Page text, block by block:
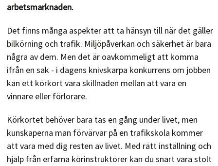
arbetsmarknaden.
Det finns många aspekter att ta hänsyn till när det gäller
bilkörning och trafik. Miljöpåverkan och säkerhet är bara
några av dem. Men det är oavkommeligt att komma
ifrån en sak - i dagens knivskarpa konkurrens om jobben
kan ett körkort vara skillnaden mellan att vara en
vinnare eller förlorare.
Körkortet behöver bara tas en gång under livet, men
kunskaperna man förvärvar på en trafikskola kommer
att vara med dig resten av livet. Med rätt inställning och
hjälp från erfarna körinstruktörer kan du snart vara stolt